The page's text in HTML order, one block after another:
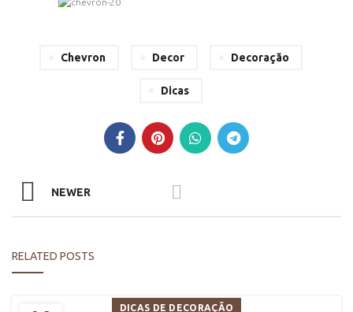
Chevron Decor Decoração
Dicas
NEWER
RELATED POSTS
DICAS DE DECORAÇÃO